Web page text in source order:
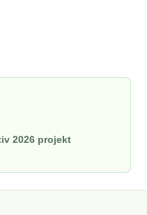
2026 projekt